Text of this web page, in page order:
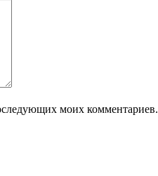
моих комментариев.